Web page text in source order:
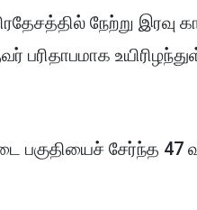
நேற்று இரவு
சேர்ந்த 47